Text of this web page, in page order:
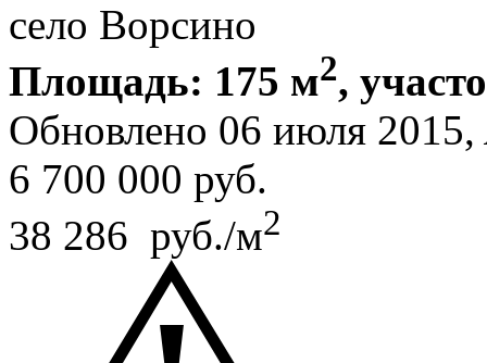
село Ворсино
Площадь: 175 м2,
Обновлено 06 июля 2015,
6 700 000 руб.
38 286 руб./м2